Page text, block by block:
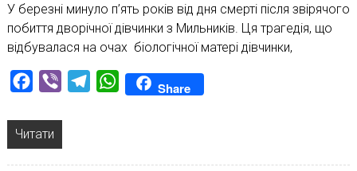
У березні минуло п’ять років від дня смерті після звірячого
побиття дворічної дівчинки з Мильників. Ця трагедія, що
відбувалася на очах біологічної матері дівчинки,
Facebook
Viber TelegramWhatsAppShare
Читати